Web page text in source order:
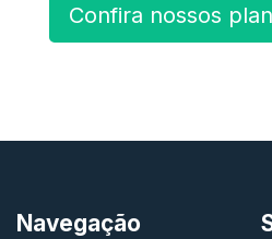
Confira nossos
Navegação